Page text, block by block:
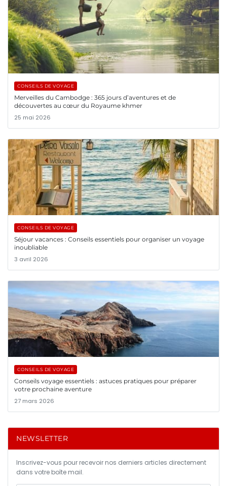
CONSEILS DE VOYAGE
Merveilles du Cambodge : 365 jours d’aventures et de
découvertes au cœur du Royaume khmer
25 mai 2026
CONSEILS DE VOYAGE
Séjour vacances : Conseils essentiels pour organiser un voyage
inoubliable
3 avril 2026
CONSEILS DE VOYAGE
Conseils voyage essentiels : astuces pratiques pour préparer
votre prochaine aventure
27 mars 2026
NEWSLETTER
Inscrivez-vous pour recevoir nos derniers articles directement
dans votre boîte mail.